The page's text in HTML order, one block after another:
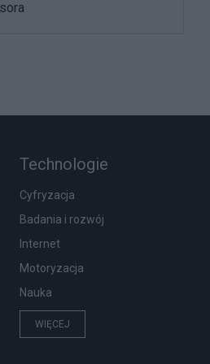
Technologie
Cyfryzacja
Badania i rozwój
Internet
Motoryzacja
Nauka
WIĘCEJ